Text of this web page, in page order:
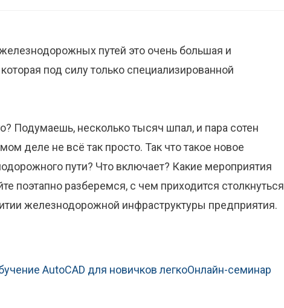
путей это очень большая и
под силу только специализированной
Подумаешь, несколько тысяч шпал, и пара сотен
деле не всё так просто. Так что такое новое
пути? Что включает? Какие мероприятия
поэтапно разберемся, с чем приходится столкнуться
железнодорожной инфраструктуры предприятия.
AutoCAD для новичков легкоОнлайн-семинар